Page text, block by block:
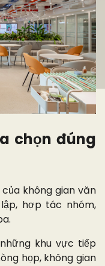
chọn đúng
không gian văn
hợp tác nhóm,
khu vực tiếp
họp, không gian